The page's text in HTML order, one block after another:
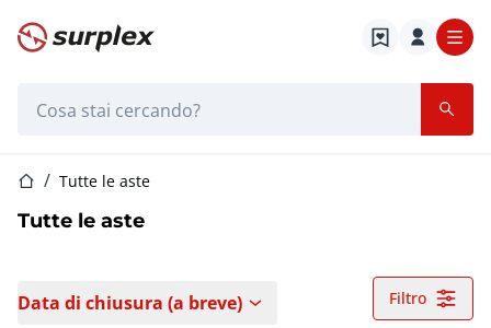
Home
Home Tutte le aste
Tutte le aste
Data di chiusura (a breve) Filtro